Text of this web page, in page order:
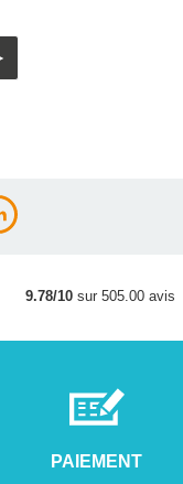
9.78/10 sur 505.00 avis
PAIEMENT